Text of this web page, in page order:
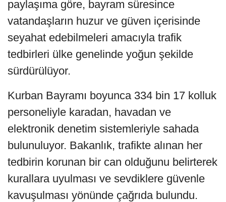
paylaşıma göre, bayram süresince
vatandaşların huzur ve güven içerisinde
seyahat edebilmeleri amacıyla trafik
tedbirleri ülke genelinde yoğun şekilde
sürdürülüyor.
Kurban Bayramı boyunca 334 bin 17 kolluk
personeliyle karadan, havadan ve
elektronik denetim sistemleriyle sahada
bulunuluyor. Bakanlık, trafikte alınan her
tedbirin korunan bir can olduğunu belirterek
kurallara uyulması ve sevdiklere güvenle
kavuşulması yönünde çağrıda bulundu.